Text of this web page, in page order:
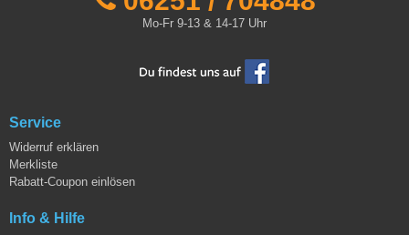
Mo-Fr 9-13 & 14-17 Uhr
Service
Widerruf erklären
Merkliste
Rabatt-Coupon einlösen
Info & Hilfe